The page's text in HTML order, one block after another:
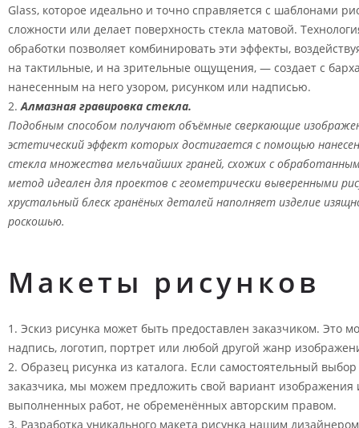
Glass, которое идеально и точно справляется с шаблонами
сложности или делает поверхность стекла матовой.
обработки позволяет комбинировать эти эффекты,
на тактильные, и на зрительные ощущения, — создает с
нанесенным на него узором, рисунком или надписью.
Алмазная гравировка стекла.
Подобным способом получают объёмные сверкающие
эстетический эффект которых достигается с помощью
стекла множества мельчайших граней, схожих с
метод идеален для проектов с геометрически выверенными
хрустальный блеск гранёных деталей наполняет изделие
роскошью.
Макеты рисунков
Эскиз рисунка может быть предоставлен заказчиком. Это
надпись, логотип, портрет или любой другой жанр
Образец рисунка из каталога. Если самостоятельный
заказчика, мы можем предложить свой вариант изображения
выполненных работ, не обременённых авторским правом.
Разработка уникального макета рисунка нашим